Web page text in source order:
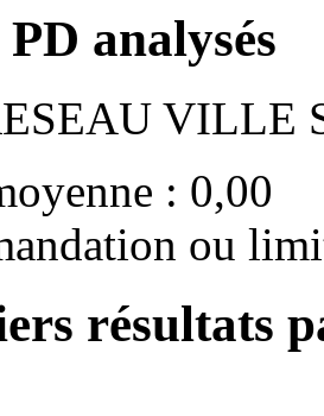
analysés
VILLE
: 0,00
ou
résultats